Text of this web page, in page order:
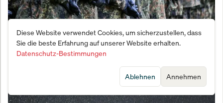
Vernichtungsschlag gegen den Fachkräftemangel:
Diese Website verwendet Cookies, um sicherzustellen, dass
Sie die beste Erfahrung auf unserer Website erhalten.
Datenschutz-Bestimmungen
Annehmen
Ablehnen